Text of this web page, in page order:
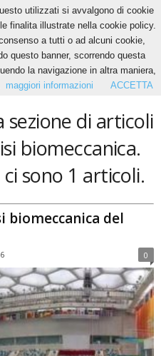
sezione di articoli
biomeccanica.
sono 1 articoli.
biomeccanica del
0
utilizzati si avvalgono di cookie
finalita illustrate nella cookie policy.
a tutti o ad alcuni cookie,
questo banner, scorrendo questa
la navigazione in altra maniera,
maggiori informazioni ACCETTA